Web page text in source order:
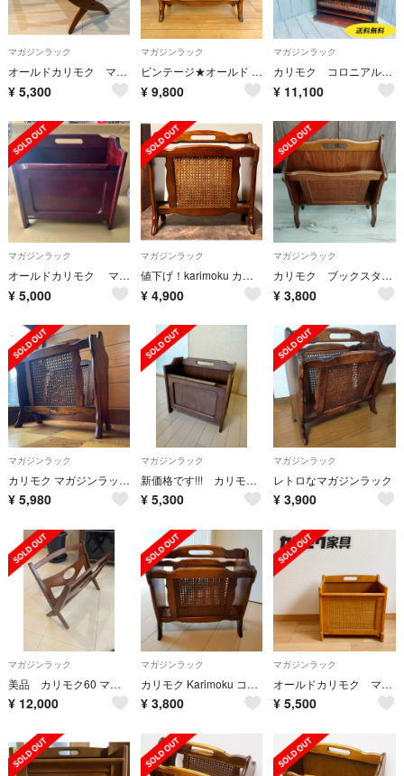
マガジンラック
オールドカリモク マガジンラック
¥ 5,300
マガジンラック
ビンテージ★オールド カリモク マガジンラック ブックスタンド コロニアル
¥ 9,800
マガジンラック
カリモク コロニアル スリッパラック マガジンラック オールド ビンテージ
¥ 11,100
マガジンラック
オールドカリモク マガジンラック ブラウン カリモク karimoku
¥ 5,000
マガジンラック
値下げ！karimoku カリモク マガジンラック コロニアル ヴィンテージ
¥ 4,900
マガジンラック
カリモク ブックスタンド マガジンスタンド
¥ 3,800
マガジンラック
カリモク マガジンラック 木製 籐編み 昭和レトロ
¥ 5,980
マガジンラック
新価格です!!! カリモク製、マガジンラック
¥ 5,300
マガジンラック
レトロなマガジンラック
¥ 3,900
マガジンラック
美品 カリモク60 マガジンラック
¥ 12,000
マガジンラック
カリモク Karimoku コロニアル マガジンラック ブックスタンド 木製
¥ 3,800
マガジンラック
オールドカリモク マガジンラック
¥ 5,500